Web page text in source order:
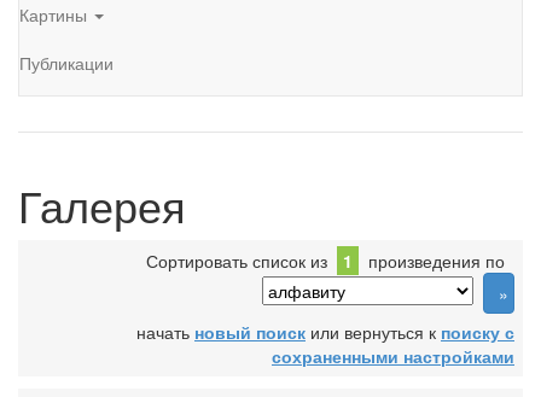
Картины
Публикации
Галерея
Сортировать список из 1 произведения по
начать новый поиск или вернуться к поиску с
сохраненными настройками